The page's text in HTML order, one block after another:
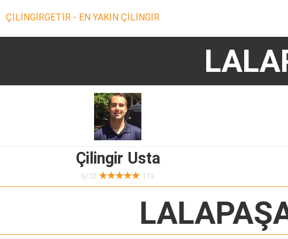
ÇİLİNGİRGETİR - EN YAKIN ÇİLİNGİR
Çilingir Usta
9/10 ★★★★★ 119